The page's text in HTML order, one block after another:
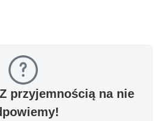
przyjemnością na nie